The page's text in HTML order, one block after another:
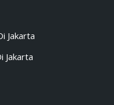
Jakarta
Jakarta